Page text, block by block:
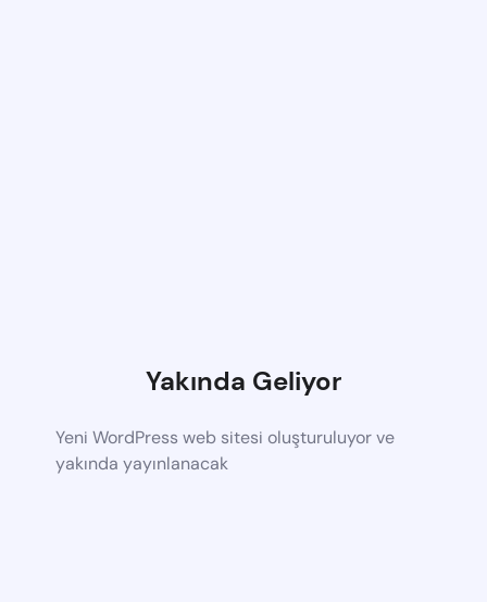
Yakında Geliyor
Yeni WordPress web sitesi oluşturuluyor ve
yakında yayınlanacak